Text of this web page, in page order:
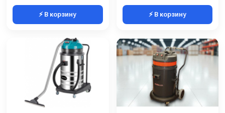
⚡ В корзину ⚡ В корзину